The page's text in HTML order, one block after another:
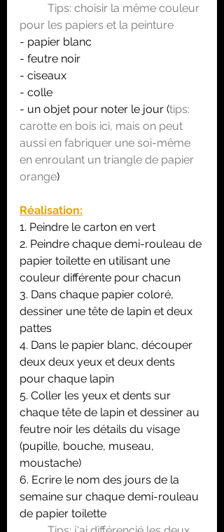
pour les papiers et la peinture
- papier blanc
- feutre noir
- ciseaux
- colle
- un objet pour noter le jour (tips:
carotte en bois ici, mais on peut
aussi en fabriquer une soi-même
en enroulant un triangle de papier
orange)
Réalisation:
1. Peindre le carton en vert
2. Peindre chaque demi-rouleau de
papier toilette en utilisant une
couleur différente pour chacun
3. Dans chaque papier coloré,
dessiner une tête de lapin et deux
pattes
4. Dans le papier blanc, découper
deux deux yeux et deux dents
pour chaque lapin
5. Coller les yeux et dents sur
chaque tête de lapin et dessiner au
feutre noir les détails du visage
(pupille, bouche, museau,
moustache)
6. Ecrire le nom des jours de la
semaine sur chaque demi-rouleau
de papier toilette